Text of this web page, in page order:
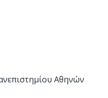
Αθηνών